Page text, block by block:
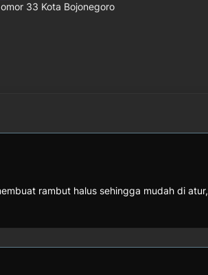
33 Kota Bojonegoro
rambut halus sehingga mudah di atur,